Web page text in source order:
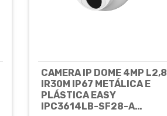
CAMERA IP DOME 4MP L2,8
IR30M IP67 METÁLICA E
PLÁSTICA EASY
IPC3614LB-SF28-A